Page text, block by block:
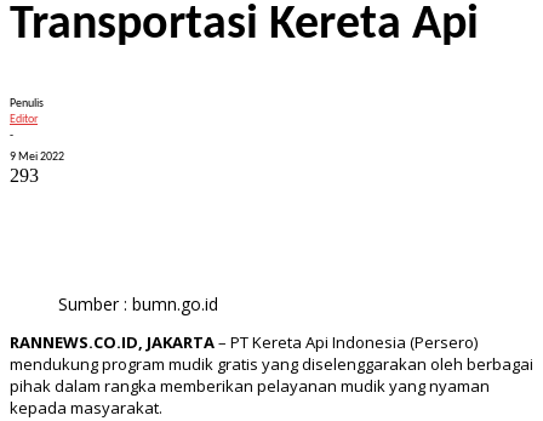
Transportasi Kereta Api
Penulis
Editor
-
9 Mei 2022
293
Sumber : bumn.go.id
RANNEWS.CO.ID, JAKARTA– PT Kereta Api Indonesia (Persero)
mendukung program mudik gratis yang diselenggarakan oleh berbagai
pihak dalam rangka memberikan pelayanan mudik yang nyaman
kepada masyarakat.